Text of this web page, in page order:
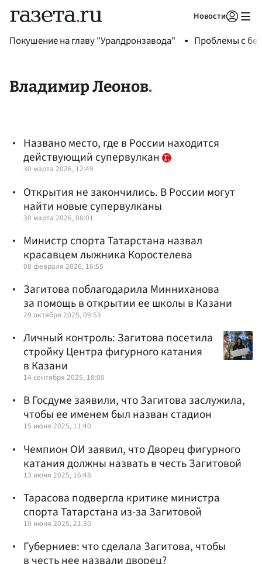
Новости
Покушение на главу "Уралдронзавода" Проблемы с
Владимир Леонов
Названо место, где в России находится
действующий супервулкан
30 марта 2026, 12:49
Открытия не закончились. В России могут
найти новые супервулканы
30 марта 2026, 08:01
Министр спорта Татарстана назвал
красавцем лыжника Коростелева
08 февраля 2026, 16:55
Загитова поблагодарила Минниханова
за помощь в открытии ее школы в Казани
29 октября 2025, 09:53
Личный контроль: Загитова посетила
стройку Центра фигурного катания
в Казани
14 сентября 2025, 18:00
В Госдуме заявили, что Загитова заслужила,
чтобы ее именем был назван стадион
15 июня 2025, 11:40
Чемпион ОИ заявил, что Дворец фигурного
катания должны назвать в честь Загитовой
13 июня 2025, 16:48
Тарасова подвергла критике министра
спорта Татарстана из-за Загитовой
10 июня 2025, 21:30
Губерниев: что сделала Загитова, чтобы
в честь нее назвали дворец?